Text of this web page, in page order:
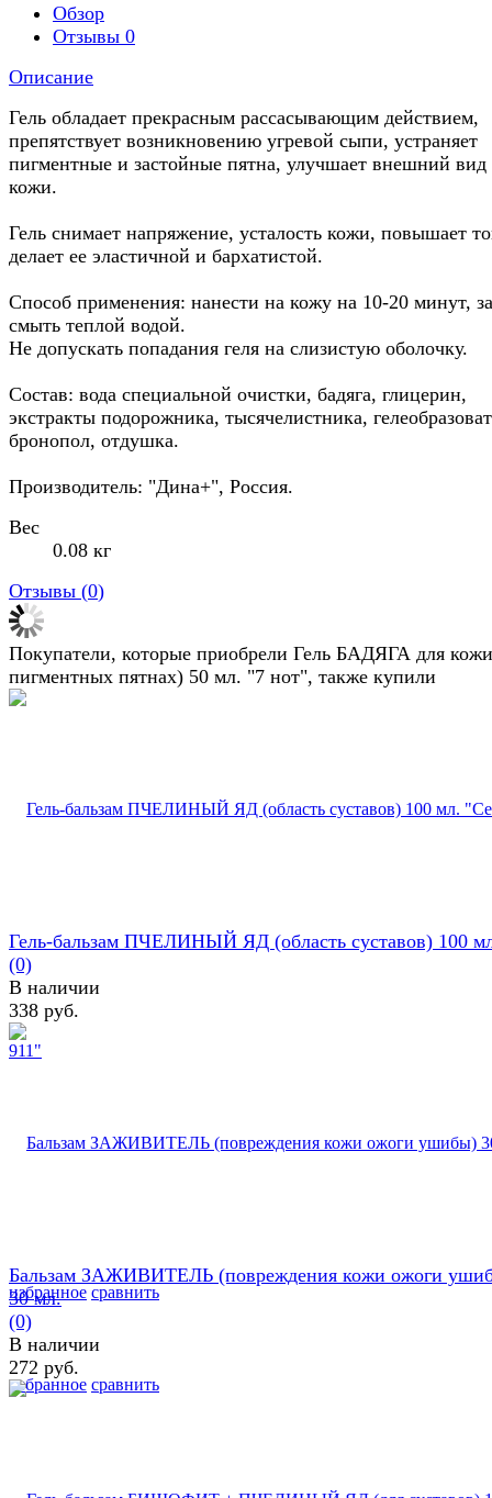
Обзор
Отзывы 0
Описание
Гель обладает прекрасным рассасывающим действием,
препятствует возникновению угревой сыпи, устраняет
пигментные и застойные пятна, улучшает внешний вид
кожи.
Гель снимает напряжение, усталость кожи, повышает
делает ее эластичной и бархатистой.
Способ применения: нанести на кожу на 10-20 минут,
смыть теплой водой.
Не допускать попадания геля на слизистую оболочку.
Состав: вода специальной очистки, бадяга, глицерин,
экстракты подорожника, тысячелистника,
бронопол, отдушка.
Производитель: "Дина+", Россия.
Вес
0.08 кг
Отзывы (0)
Покупатели, которые приобрели Гель БАДЯГА для
пигментных пятнах) 50 мл. "7 нот", также купили
избранное сравнить
Гель-бальзам ПЧЕЛИНЫЙ ЯД (область суставов) 100
(0)
В наличии
338 руб.
избранное сравнить
Бальзам ЗАЖИВИТЕЛЬ (повреждения кожи ожоги
30 мл.
(0)
В наличии
272 руб.